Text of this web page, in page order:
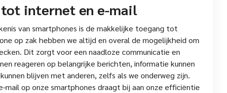
internet en e-mail
van smartphones is de makkelijke toegang tot
op zak hebben we altijd en overal de mogelijkheid om
Dit zorgt voor een naadloze communicatie en
reageren op belangrijke berichten, informatie kunnen
blijven met anderen, zelfs als we onderweg zijn.
op onze smartphones draagt bij aan onze efficiëntie